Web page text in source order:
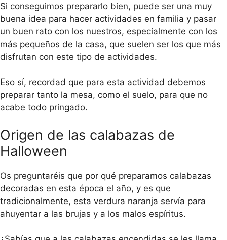
Si conseguimos prepararlo bien, puede ser una muy
buena idea para hacer actividades en familia y pasar
un buen rato con los nuestros, especialmente con los
más pequeños de la casa, que suelen ser los que más
disfrutan con este tipo de actividades.
Eso sí, recordad que para esta actividad debemos
preparar tanto la mesa, como el suelo, para que no
acabe todo pringado.
Origen de las calabazas de
Halloween
Os preguntaréis que por qué preparamos calabazas
decoradas en esta época el año, y es que
tradicionalmente, esta verdura naranja servía para
ahuyentar a las brujas y a los malos espíritus.